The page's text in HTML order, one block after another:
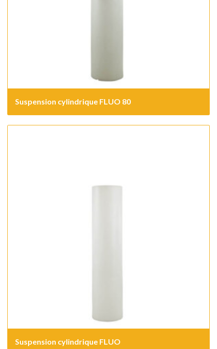
Suspension cylindrique FLUO 80
Suspension cylindrique FLUO